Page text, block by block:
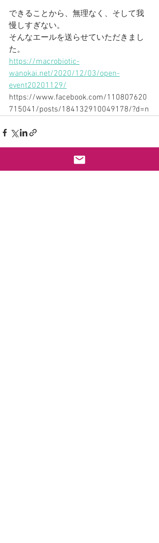
できることから、無理なく、そして我
慢しすぎない。
そんなエールを送らせていただきまし
た。
https://macrobiotic-
wanokai.net/2020/12/03/open-
event20201129/
https://www.facebook.com/110807620
715041/posts/184132910049178/?d=n